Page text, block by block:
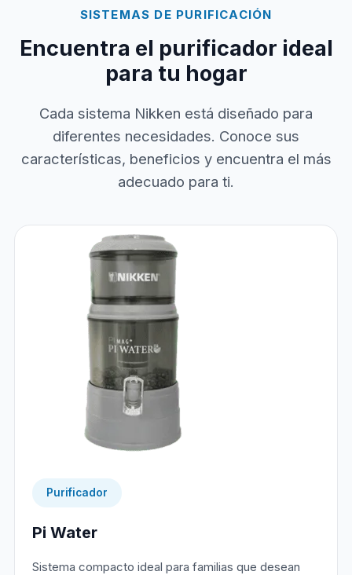
SISTEMAS DE PURIFICACIÓN
Encuentra el purificador ideal
para tu hogar
Cada sistema Nikken está diseñado para
diferentes necesidades. Conoce sus
características, beneficios y encuentra el más
adecuado para ti.
Purificador
Pi Water
Sistema compacto ideal para familias que desean